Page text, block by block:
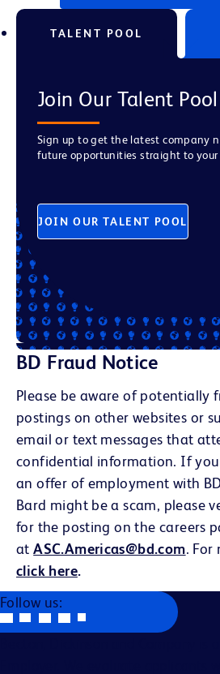
TALENT POOL
Join Our Talent Pool
Sign up to get the latest company
future opportunities straight to your
JOIN OUR TALENT POOL
BD Fraud Notice
Please be aware of potentially
postings on other websites or
email or text messages that
confidential information. If
an offer of employment with
Bard might be a scam, please
for the posting on the careers
atASC.Americas@bd.com. For
click here.
Follow us: